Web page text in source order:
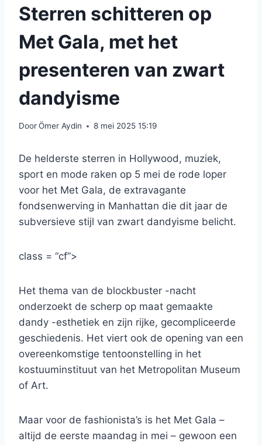
Sterren schitteren op
Met Gala, met het
presenteren van zwart
dandyisme
DoorÖmer Aydin 8 mei 2025 15:19
De helderste sterren in Hollywood, muziek,
sport en mode raken op 5 mei de rode loper
voor het Met Gala, de extravagante
fondsenwerving in Manhattan die dit jaar de
subversieve stijl van zwart dandyisme belicht.
class = “cf”>
Het thema van de blockbuster -nacht
onderzoekt de scherp op maat gemaakte
dandy -esthetiek en zijn rijke, gecompliceerde
geschiedenis. Het viert ook de opening van een
overeenkomstige tentoonstelling in het
kostuuminstituut van het Metropolitan Museum
of Art.
Maar voor de fashionista’s is het Met Gala –
altijd de eerste maandag in mei – gewoon een